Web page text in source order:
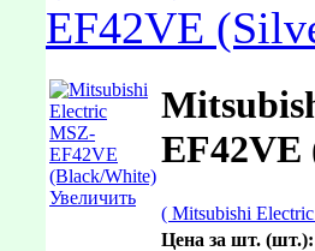
EF42VE
Увеличить
( Mitsubishi
Цена за шт. (шт.):